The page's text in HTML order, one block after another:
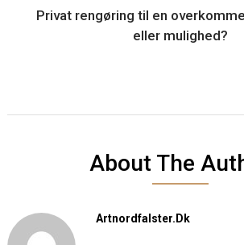
Privat rengøring til en
eller mulighed?
About The
Artnordfalster.dk